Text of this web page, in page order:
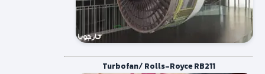
Turbofan/ Rolls-Royce RB211